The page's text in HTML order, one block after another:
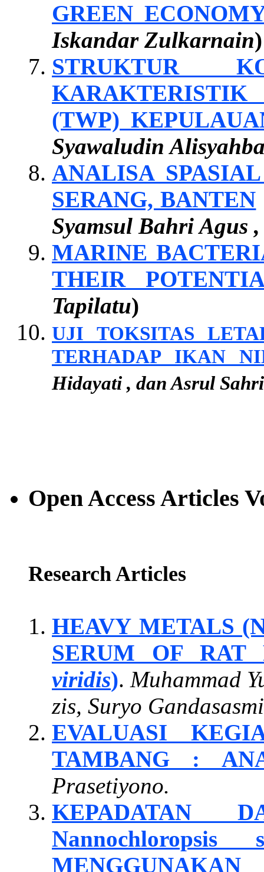
GREEN
Iskandar Zulkarnain)
STRUKTUR
(TWP)
Syawaludin
ANALISA
SERANG, BANTEN
Syamsul Bahri Agus
MARINE
THEIR
Tapilatu)
UJI TOKSITAS
TERHADAP IKAN
Hidayati , dan Asrul
Open Access Articles
Research Articles
HEAVY METALS
SERUM OF RAT
viridis). Muhammad
zis, Suryo
EVALUASI
TAMBANG :
Prasetiyono.
KEPADATAN